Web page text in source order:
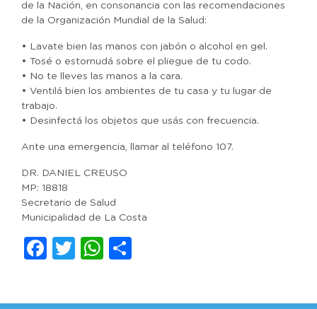
de la Nación, en consonancia con las recomendaciones
de la Organización Mundial de la Salud:
• Lavate bien las manos con jabón o alcohol en gel.
• Tosé o estornudá sobre el pliegue de tu codo.
• No te lleves las manos a la cara.
• Ventilá bien los ambientes de tu casa y tu lugar de
trabajo.
• Desinfectá los objetos que usás con frecuencia.
Ante una emergencia, llamar al teléfono 107.
DR. DANIEL CREUSO
MP: 18818
Secretario de Salud
Municipalidad de La Costa
Facebook
TwitterWhatsApp